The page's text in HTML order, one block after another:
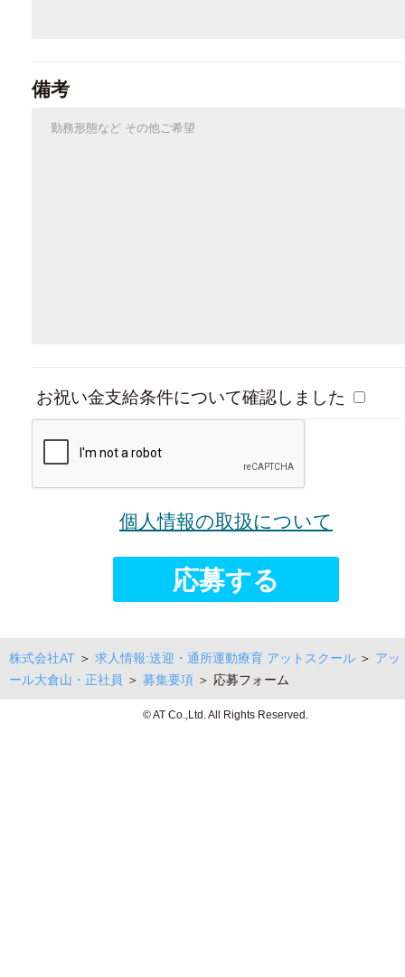
備考
お祝い金支給条件について確認しました
個人情報の取扱について
株式会社AT ＞ 求人情報:送迎・通所運動療育 アットスクール ＞ アッ
ール大倉山・正社員 ＞ 募集要項 ＞ 応募フォーム
© AT Co.,Ltd. All Rights Reserved.